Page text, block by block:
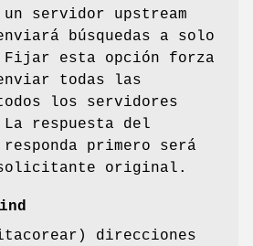
servidor upstream
búsquedas a solo
esta opción forza
todas las
los servidores
respuesta del
primero será
original.
direcciones